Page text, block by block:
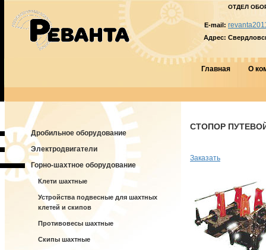
ОТДЕЛ
E-mail:
Адрес:
Главная О
Дробильное оборудование
Электродвигатели
Горно-шахтное оборудование
Клети шахтные
Устройства подвесные для шахтных
клетей и скипов
Противовесы шахтные
Скипы шахтные
СТОПОР ПУТЕВОЙ
Заказать